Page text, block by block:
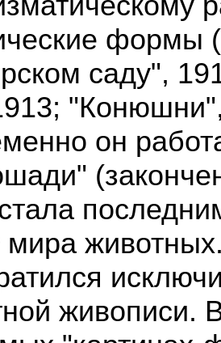
формы
саду",
он
мира
живописи.